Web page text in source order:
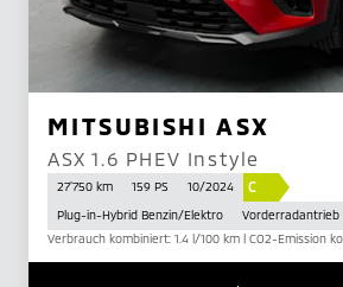
MITSUBISHI ASX
ASX 1.6 PHEV Instyle
27'750 km 159 PS 10/2024 C
Plug-in-Hybrid Benzin/Elektro
Vorderradantrieb
Verbrauch kombiniert: 1.4 l/100 km | CO2-Emission